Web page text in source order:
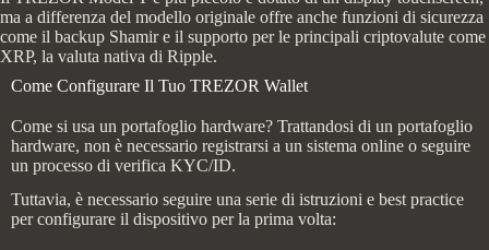
ma a differenza del modello originale offre anche funzioni di sicurezza
come il backup Shamir e il supporto per le principali criptovalute come
XRP, la valuta nativa di Ripple.
Come Configurare Il Tuo TREZOR Wallet
Come si usa un portafoglio hardware? Trattandosi di un portafoglio
hardware, non è necessario registrarsi a un sistema online o seguire
un processo di verifica KYC/ID.
Tuttavia, è necessario seguire una serie di istruzioni e best practice
per configurare il dispositivo per la prima volta: